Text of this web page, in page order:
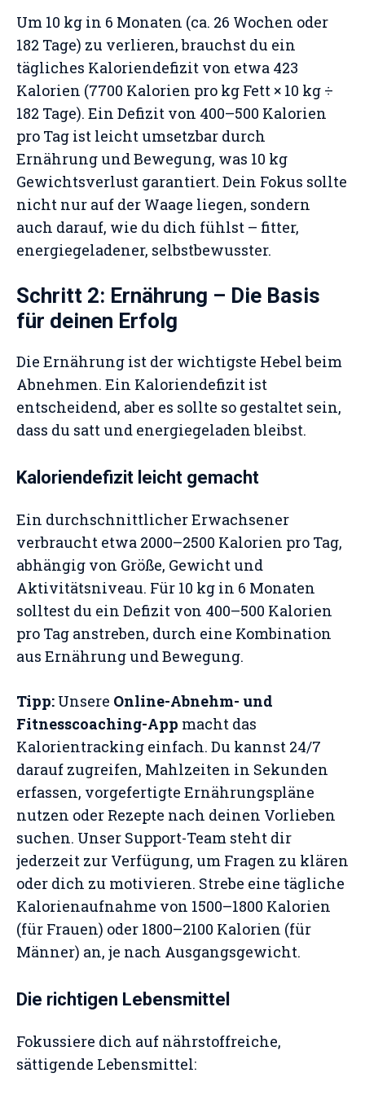
Um 10 kg in 6 Monaten (ca. 26 Wochen oder
182 Tage) zu verlieren, brauchst du ein
tägliches Kaloriendefizit von etwa 423
Kalorien (7700 Kalorien pro kg Fett × 10 kg ÷
182 Tage). Ein Defizit von 400–500 Kalorien
pro Tag ist leicht umsetzbar durch
Ernährung und Bewegung, was 10 kg
Gewichtsverlust garantiert. Dein Fokus sollte
nicht nur auf der Waage liegen, sondern
auch darauf, wie du dich fühlst – fitter,
energiegeladener, selbstbewusster.
Schritt 2: Ernährung – Die Basis
für deinen Erfolg
Die Ernährung ist der wichtigste Hebel beim
Abnehmen. Ein Kaloriendefizit ist
entscheidend, aber es sollte so gestaltet sein,
dass du satt und energiegeladen bleibst.
Kaloriendefizit leicht gemacht
Ein durchschnittlicher Erwachsener
verbraucht etwa 2000–2500 Kalorien pro Tag,
abhängig von Größe, Gewicht und
Aktivitätsniveau. Für 10 kg in 6 Monaten
solltest du ein Defizit von 400–500 Kalorien
pro Tag anstreben, durch eine Kombination
aus Ernährung und Bewegung.
Tipp: Unsere Online-Abnehm- und
Fitnesscoaching-App macht das
Kalorientracking einfach. Du kannst 24/7
darauf zugreifen, Mahlzeiten in Sekunden
erfassen, vorgefertigte Ernährungspläne
nutzen oder Rezepte nach deinen Vorlieben
suchen. Unser Support-Team steht dir
jederzeit zur Verfügung, um Fragen zu klären
oder dich zu motivieren. Strebe eine tägliche
Kalorienaufnahme von 1500–1800 Kalorien
(für Frauen) oder 1800–2100 Kalorien (für
Männer) an, je nach Ausgangsgewicht.
Die richtigen Lebensmittel
Fokussiere dich auf nährstoffreiche,
sättigende Lebensmittel: